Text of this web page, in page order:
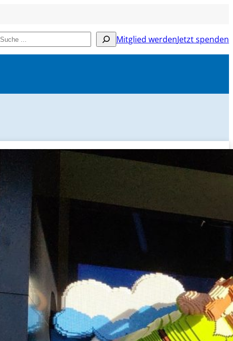
Suchen Mitglied werdenJetzt spenden